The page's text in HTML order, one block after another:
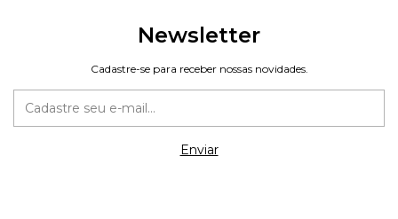
Newsletter
Cadastre-se para receber nossas novidades.